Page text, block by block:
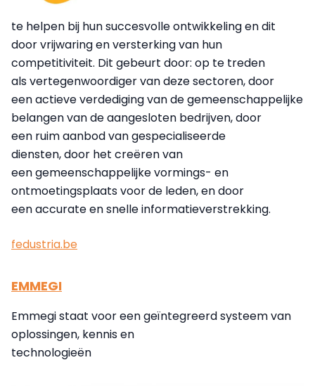
te helpen bij hun succesvolle ontwikkeling en dit
door vrijwaring en versterking van hun
competitiviteit. Dit gebeurt door: op te treden
als vertegenwoordiger van deze sectoren, door
een actieve verdediging van de gemeenschappelijke
belangen van de aangesloten bedrijven, door
een ruim aanbod van gespecialiseerde
diensten, door het creëren van
een gemeenschappelijke vormings- en
ontmoetingsplaats voor de leden, en door
een accurate en snelle informatieverstrekking.
fedustria.be
EMMEGI
Emmegi staat voor een geïntegreerd systeem van
oplossingen, kennis en
technologieën